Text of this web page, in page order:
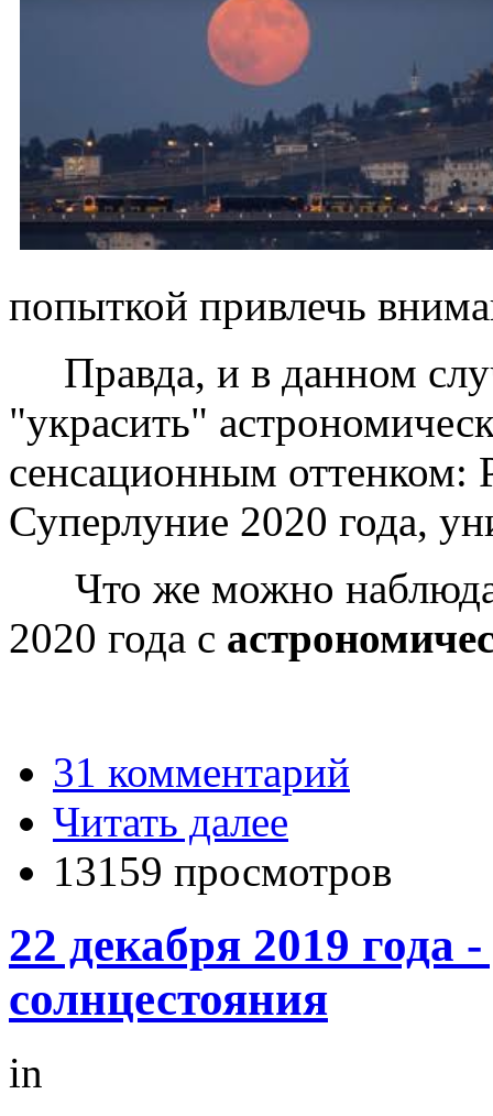
попыткой привлечь
Правда, и в данном
"украсить"
сенсационным оттенком:
Суперлуние 2020 года,
Что же можно
2020 года с
31 комментарий
Читать далее
13159 просмотров
22 декабря 2019 года
солнцестояния
in